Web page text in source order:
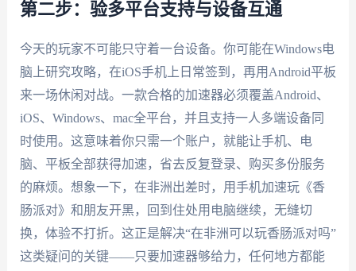
第二步：验多平台支持与设备互通
今天的玩家不可能只守着一台设备。你可能在Windows电
脑上研究攻略，在iOS手机上日常签到，再用Android平板
来一场休闲对战。一款合格的加速器必须覆盖Android、
iOS、Windows、mac全平台，并且支持一人多端设备同
时使用。这意味着你只需一个账户，就能让手机、电
脑、平板全部获得加速，省去反复登录、购买多份服务
的麻烦。想象一下，在非洲出差时，用手机加速玩《香
肠派对》和朋友开黑，回到住处用电脑继续，无缝切
换，体验不打折。这正是解决“在非洲可以玩香肠派对吗”
这类疑问的关键——只要加速器够给力，任何地方都能